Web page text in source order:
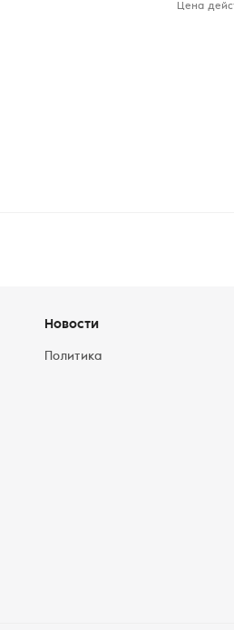
Цена
Новости
Политика